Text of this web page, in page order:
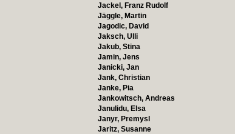
Jackel, Franz Rudolf
Jäggle, Martin
Jagodic, David
Jaksch, Ulli
Jakub, Stina
Jamin, Jens
Janicki, Jan
Jank, Christian
Janke, Pia
Jankowitsch, Andreas
Janulidu, Elsa
Janyr, Premysl
Jaritz, Susanne